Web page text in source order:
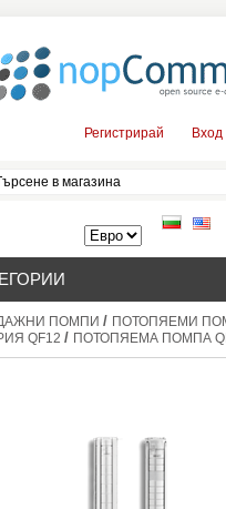
Регистрирай Вход
ПОМПИ (376)
ПОМПИ / ПОТОПЯЕМИ
QF12 / ПОТОПЯЕМА ПОМПА